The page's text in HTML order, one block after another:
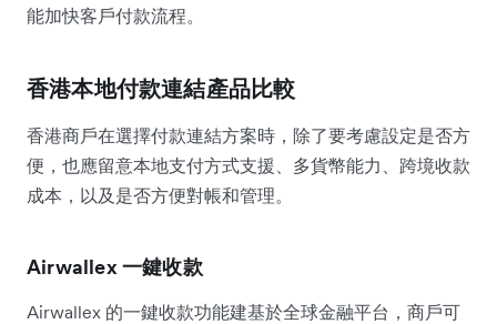
能加快客戶付款流程。
香港本地付款連結產品比較
香港商戶在選擇付款連結方案時，除了要考慮設定是否方
便，也應留意本地支付方式支援、多貨幣能力、跨境收款
成本，以及是否方便對帳和管理。
Airwallex 一鍵收款
Airwallex 的一鍵收款功能建基於全球金融平台，商戶可